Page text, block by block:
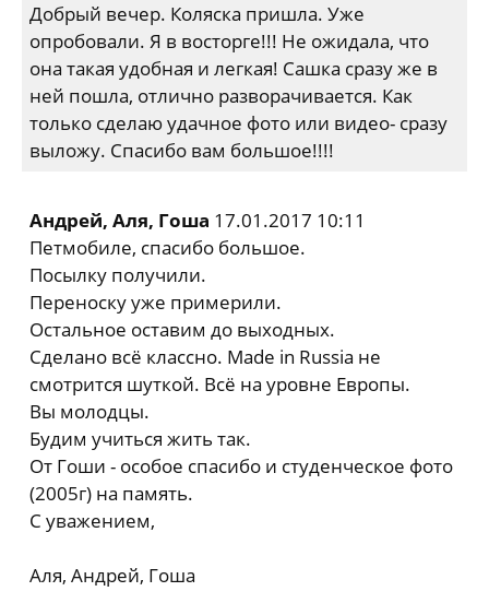
Добрый вечер. Коляска пришла. Уже
опробовали. Я в восторге!!! Не ожидала, что
она такая удобная и легкая! Сашка сразу же в
ней пошла, отлично разворачивается. Как
только сделаю удачное фото или видео- сразу
выложу. Спасибо вам большое!!!!
Андрей, Аля, Гоша 17.01.2017 10:11
Петмобиле, спасибо большое.
Посылку получили.
Переноску уже примерили.
Остальное оставим до выходных.
Сделано всё классно. Made in Russia не
смотрится шуткой. Всё на уровне Европы.
Вы молодцы.
Будим учиться жить так.
От Гоши - особое спасибо и студенческое фото
(2005г) на память.
С уважением,
Аля, Андрей, Гоша